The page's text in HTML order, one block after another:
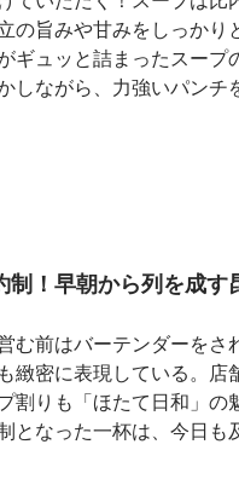
の旨みや甘みをしっかり
ギュッと詰まったスー
しながら、力強いパン
制！早朝から列を成す
む前はバーテンダーを
緻密に表現している。店
割りも「ほたて日和」
となった一杯は、今日